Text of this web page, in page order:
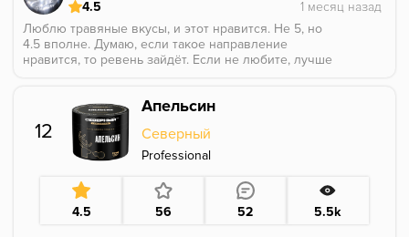
4.5
Люблю травяные вкусы, и этот нравится. Не 5, но
4.5 вполне. Думаю, если такое направление
нравится, то ревень зайдёт. Если не любите, лучше
12
Апельсин
Северный
Professional
4.5 56 52 5.5k